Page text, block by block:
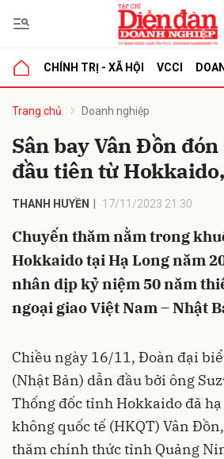
CHÍNH TRỊ - XÃ HỘI VCCI
Trang chủ Doanh nghiệp
Sân bay Vân Đồn
đầu tiên từ
THANH HUYỀN 17/11/2023 21:30
Chuyến thăm nằm trong
Hokkaido tại Hạ Long năm
nhân dịp kỷ niệm 50 năm
ngoại giao Việt Nam – Nhật
Chiều ngày 16/11, Đoàn đại
(Nhật Bản) dẫn đầu bởi ông
Thống đốc tỉnh Hokkaido đã
không quốc tế (HKQT) Vân
thăm chính thức tỉnh Quảng
luận